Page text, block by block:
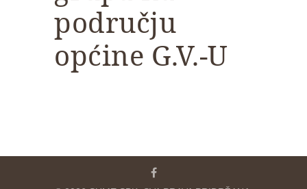
području
općine G.V.-U